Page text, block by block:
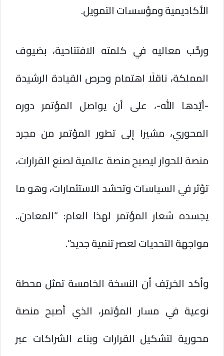
الأكاديمية ومؤسسات التمويل.
ورحَّب معاليه في كلمته الافتتاحية، بضيوف
المملكة، ناقلًا اهتمام وحرص القيادة الرشيدة
-أيّدها الله-، على أن يواصل المؤتمر دوره
المحوري، مشيرًا إلى تطور المؤتمر من مجرد
منصة للحوار ليصبح منصة عالمية لصنع القرارات،
تؤثر في السياسات وتحشد الاستثمارات، وهو ما
يجسده شعار المؤتمر لهذا العام: “المعادن..
مواجهة التحديات لعصر تنمية جديد”.
وأكد الخريّف أن النسخة الخامسة تمثل محطة
نوعية في مسار المؤتمر، الذي أصبح منصة
محورية لتشكيل القرارات وبناء الشراكات عبر